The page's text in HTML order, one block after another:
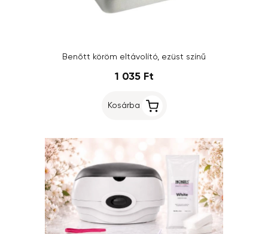
Benőtt köröm eltávolító, ezüst színű
1 035 Ft
Kosárba